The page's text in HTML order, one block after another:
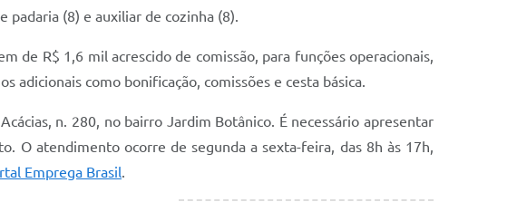
(8) e auxiliar de cozinha (8).
de R$ 1,6 mil acrescido de comissão, para funções operacionais,
adicionais como bonificação, comissões e cesta básica.
n. 280, no bairro Jardim Botânico. É necessário apresentar
O atendimento ocorre de segunda a sexta-feira, das 8h às 17h,
Emprega Brasil